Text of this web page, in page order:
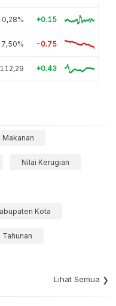
0,28% +0.15
7,50% -0.75
112,29 +0.43
Makanan
Nilai Kerugian
Kota
Tahunan
Lihat Semua